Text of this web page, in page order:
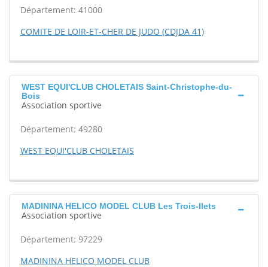
Département: 41000
COMITE DE LOIR-ET-CHER DE JUDO (CDJDA 41)
WEST EQUI'CLUB CHOLETAIS Saint-Christophe-du-
Bois
Association sportive
Département: 49280
WEST EQUI'CLUB CHOLETAIS
MADININA HELICO MODEL CLUB Les Trois-Ilets
Association sportive
Département: 97229
MADININA HELICO MODEL CLUB